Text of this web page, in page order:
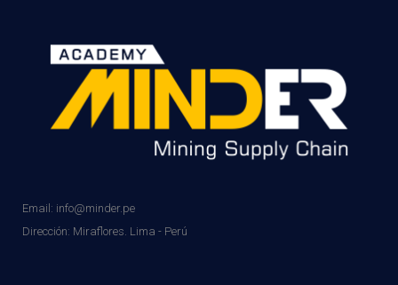
Email: info@minder.pe
Dirección: Miraflores. Lima - Perú